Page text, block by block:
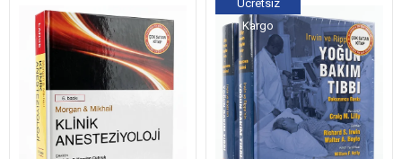
Ücretsiz
Kargo